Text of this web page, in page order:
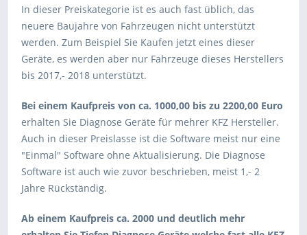
In dieser Preiskategorie ist es auch fast üblich, das
neuere Baujahre von Fahrzeugen nicht unterstützt
werden. Zum Beispiel Sie Kaufen jetzt eines dieser
Geräte, es werden aber nur Fahrzeuge dieses Herstellers
bis 2017,- 2018 unterstützt.
Bei einem Kaufpreis von ca. 1000,00 bis zu 2200,00 Euro
erhalten Sie Diagnose Geräte für mehrer KFZ Hersteller.
Auch in dieser Preislasse ist die Software meist nur eine
"Einmal" Software ohne Aktualisierung. Die Diagnose
Software ist auch wie zuvor beschrieben, meist 1,- 2
Jahre Rückständig.
Ab einem Kaufpreis ca. 2000 und deutlich mehr